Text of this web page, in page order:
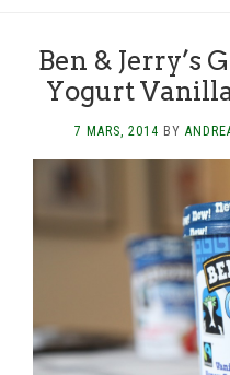
Ben & Jerry’s
Yogurt
7 MARS, 2014 BY